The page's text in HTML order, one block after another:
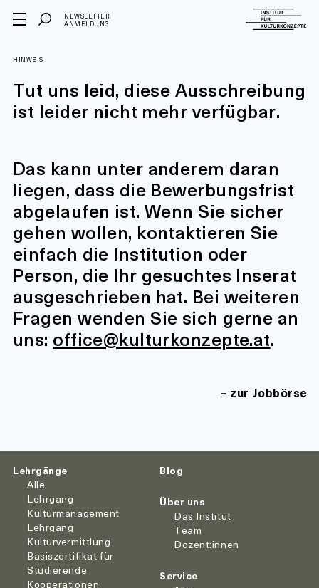
NEWSLETTER
ANMELDUNG
HINWEIS
Tut uns leid, diese Ausschreibung
ist leider nicht mehr verfügbar.
Das kann unter anderem daran
liegen, dass die Bewerbungsfrist
abgelaufen ist. Wenn Sie sicher
gehen wollen, kontaktieren Sie
einfach die Institution oder
Person, die Ihr gesuchtes Inserat
ausgeschrieben hat. Bei weiteren
Fragen wenden Sie sich gerne an
uns: office@kulturkonzepte.at.
zur Jobbörse
Lehrgänge
Alle
Lehrgang
Kulturmanagement
Lehrgang
Kulturvermittlung
Basiszertifikat für
Studierende
Kooperationen
Blog
Über uns
Das Institut
Team
Dozent:innen
Service